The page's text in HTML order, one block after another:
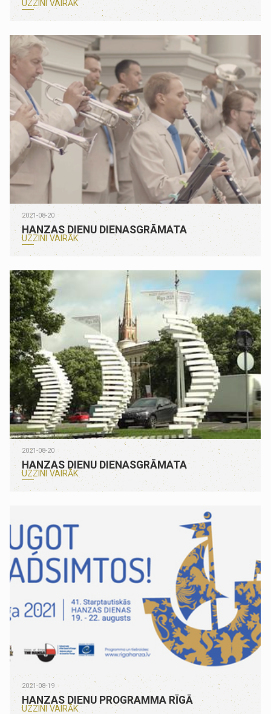
UZZINI VAIRĀK
2021-08-20
HANZAS DIENU DIENASGRĀMATA
UZZINI VAIRĀK
2021-08-20
HANZAS DIENU DIENASGRĀMATA
UZZINI VAIRĀK
2021-08-19
HANZAS DIENU PROGRAMMA RĪGĀ
UZZINI VAIRĀK